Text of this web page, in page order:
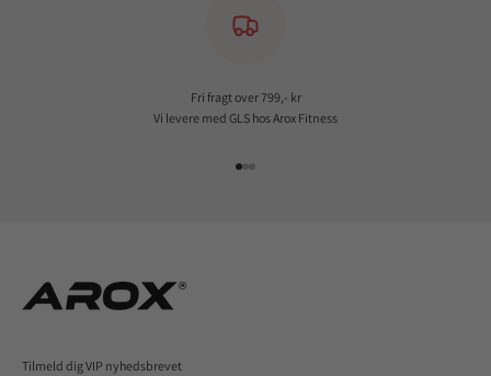
Fri fragt over 799,- kr
Vi levere med GLS hos Arox Fitness
Tilmeld dig VIP nyhedsbrevet